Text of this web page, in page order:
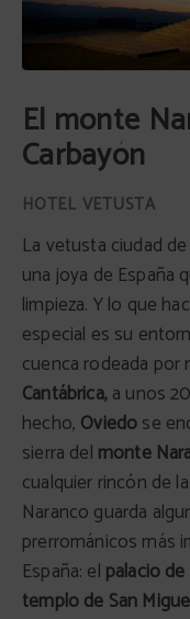
El monte
Carbayón
La vetusta ciudad de
una joya de España
limpieza. Y lo que
especial es su
cuenca rodeada por
Cantábrica,a unos
hecho, Oviedose
sierra del monte
cualquier rincón de
Naranco guarda
prerrománicos más
España: el palacio
templo de San